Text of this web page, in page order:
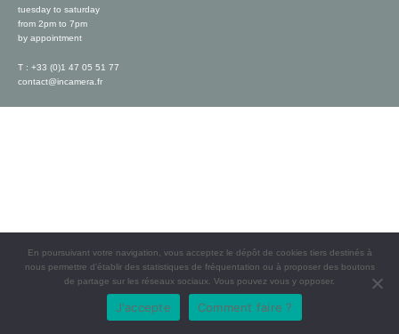
tuesday to saturday
from 2pm to 7pm
by appointment
T : +33 (0)1 47 05 51 77
contact@incamera.fr
En poursuivant votre navigation, vous acceptez le dépôt de cookies tiers destinés à
nous permettre d’établir des statistiques de fréquentation ou à proposer des boutons
de partage sur les réseaux sociaux. Vous pouvez vous y opposer.
J'accepte Comment faire ?